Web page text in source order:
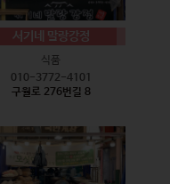
서기네 말랑강정
식품
010-3772-4101
구월로 276번길 8